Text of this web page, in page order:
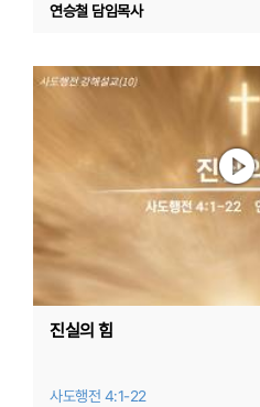
연승철 담임목사
진실의 힘
사도행전 4:1-22